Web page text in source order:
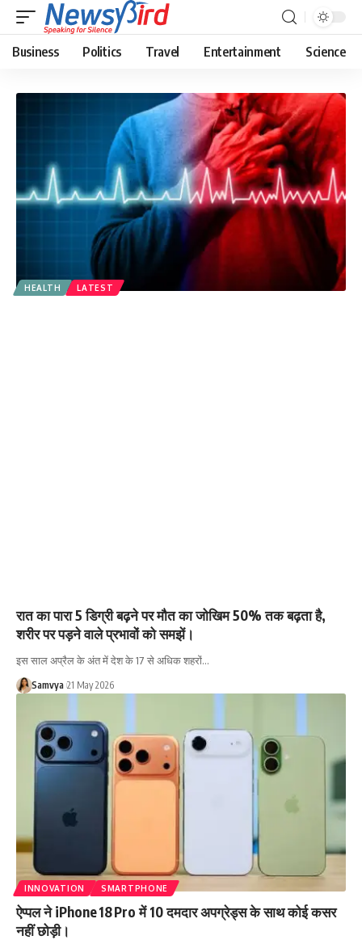
Business Politics Travel Entertainment Science
HEALTH LATEST
रात का पारा 5 डिग्री बढ़ने पर मौत का जोखिम 50% तक बढ़ता है,
शरीर पर पड़ने वाले प्रभावों को समझें।
इस साल अप्रैल के अंत में देश के 17 से अधिक शहरों…
Samvya 21 May 2026
INNOVATION SMARTPHONE
ऐप्पल ने iPhone 18 Pro में 10 दमदार अपग्रेड्स के साथ कोई कसर
नहीं छोड़ी।